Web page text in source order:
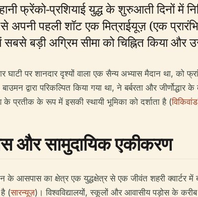
फ्रेंको-प्रशियाई युद्ध के शुरुआती दिनों
पहली शॉट एक मित्राईयूज़ (एक
सबसे बड़ी अग्रिम सीमा को चिह्नित किया
पर शानदार दृश्यों वाला एक सैन्य अभ्यास मैदान था, को
द्वारा परिकल्पित किया गया था, ने बर्बरता और
प्रतीक के रूप में इसकी स्थायी भूमिका को दर्शाता है (विकिवांड
और सामुदायिक एकीकरण
आसपास का क्षेत्र एक युद्धक्षेत्र से एक जीवंत शहरी क्वार्टर
(सारन्यूज़)। विश्वविद्यालयों, स्कूलों और आवासीय पड़ोस के